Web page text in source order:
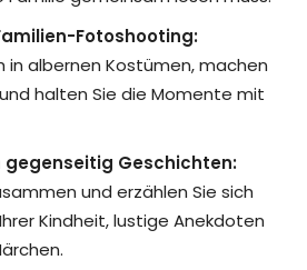
Fotoshooting:
in albernen Kostümen, machen
halten Sie die Momente mit
gegenseitig Geschichten:
und erzählen Sie sich
Kindheit, lustige Anekdoten